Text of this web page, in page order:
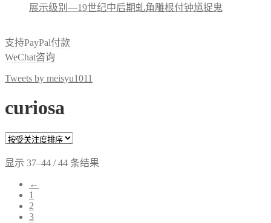
展示级别—19世纪中后期虬角雕根付钟馗捉鬼
支持PayPal付款
WeChat咨询
Tweets by meisyu1011
curiosa
显示 37–44 / 44 条结果
←
1
2
3